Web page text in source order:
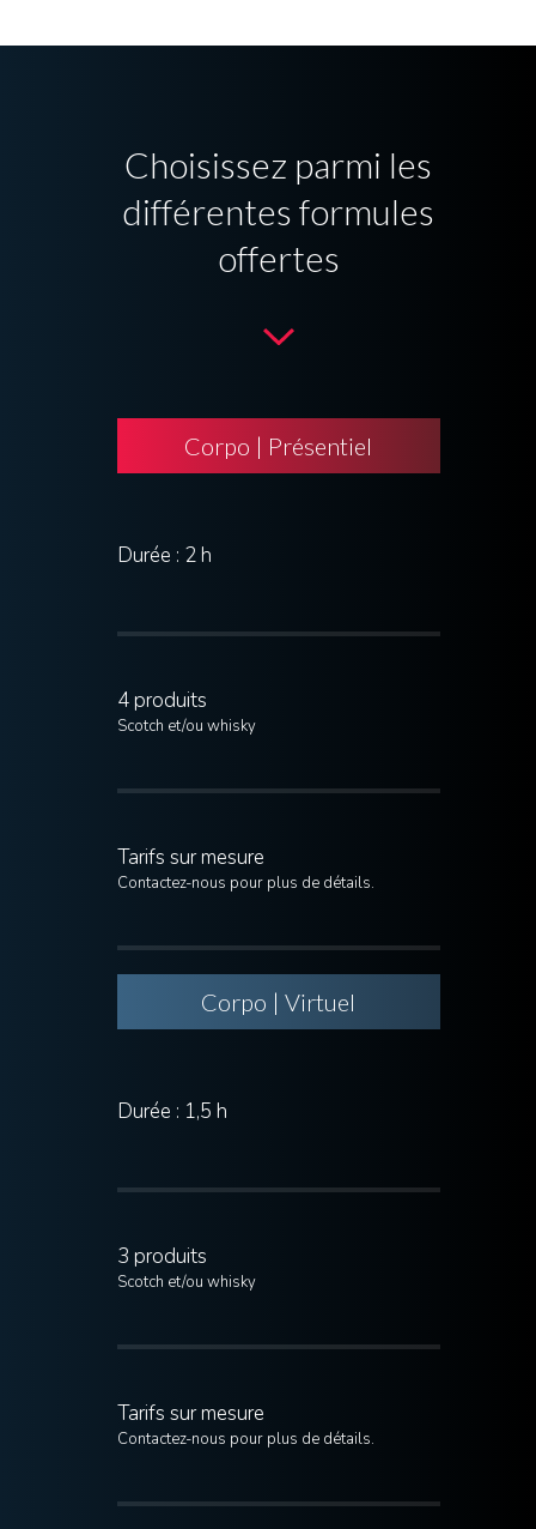
Choisissez parmi les
différentes formules
offertes
Corpo | Présentiel
Durée : 2 h
4 produits
Scotch et/ou whisky
Tarifs sur mesure
Contactez-nous pour plus de détails.
Corpo | Virtuel
Durée : 1,5 h
3 produits
Scotch et/ou whisky
Tarifs sur mesure
Contactez-nous pour plus de détails.